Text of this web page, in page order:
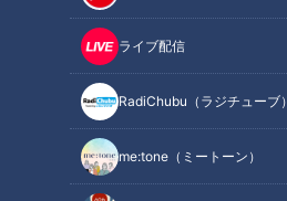
ライブ配信
RadiChubu（ラジチューブ）
me:tone（ミートーン）